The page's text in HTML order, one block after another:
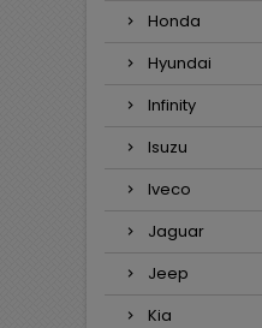
Honda
Hyundai
Infinity
Isuzu
Iveco
Jaguar
Jeep
Kia